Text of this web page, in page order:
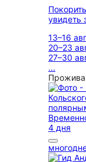
увидеть
13–16 авг
20–23
27–30
...
4 дня